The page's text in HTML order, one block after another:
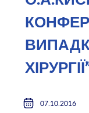
07.10.2016